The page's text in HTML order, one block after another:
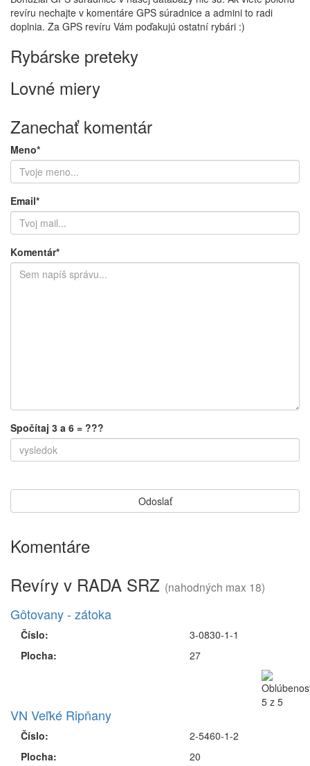
revíru nechajte v komentáre GPS súradnice a admini to radi
doplnia. Za GPS revíru Vám poďakujú ostatní rybári :)
Rybárske preteky
Lovné miery
Zanechať komentár
Meno*
Email*
Komentár*
Spočítaj 3 a 6 = ???
Komentáre
Revíry v RADA SRZ (nahodných max 18)
Gôtovany - zátoka
Číslo:
Plocha:
3-0830-1-1
27
VN Veľké Ripňany
Číslo:
Plocha:
2-5460-1-2
20